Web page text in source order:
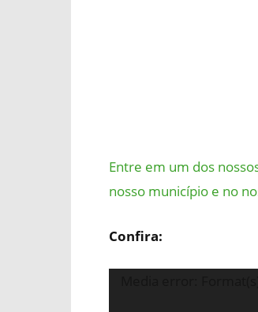
Entre em um dos
nosso município e no
Confira: